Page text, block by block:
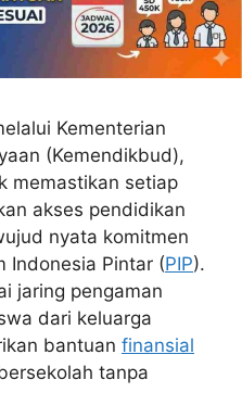
Kementerian
(Kemendikbud),
memastikan setiap
akses pendidikan
nyata komitmen
Indonesia Pintar (PIP).
jaring pengaman
dari keluarga
bantuan finansial
tanpa